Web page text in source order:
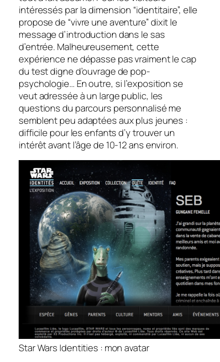
intéressés par la dimension “identitaire”, elle
propose de “vivre une aventure”dixitle
message d’introduction dans le sas
d’entrée. Malheureusement, cette
expérience ne dépasse pas vraiment le cap
du test digne d’ouvrage de pop-
psychologie… En outre, si l’exposition se
veut adressée à un large public, les
questions du parcours personnalisé me
semblent peu adaptées aux plus jeunes :
difficile pour les enfants d’y trouver un
intérêt avant l’âge de 10-12 ans environ.
Star Wars Identities : mon avatar